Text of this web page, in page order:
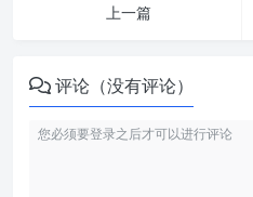
上一篇
评论（没有评论）